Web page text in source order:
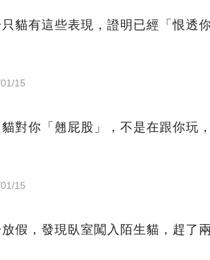
貓有這些表現，證明已經「恨透
15
對你「翹屁股」，不是在跟你玩
15
假，發現臥室闖入陌生貓，趕了